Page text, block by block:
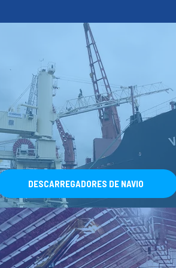
DESCARREGADORES DE NAVIO